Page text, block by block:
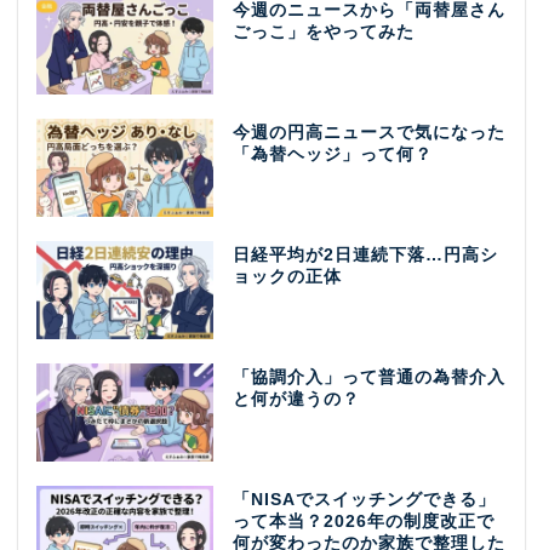
今週のニュースから「両替屋さん
ごっこ」をやってみた
今週の円高ニュースで気になった
「為替ヘッジ」って何？
日経平均が2日連続下落…円高シ
ョックの正体
「協調介入」って普通の為替介入
と何が違うの？
「NISAでスイッチングできる」
って本当？2026年の制度改正で
何が変わったのか家族で整理した